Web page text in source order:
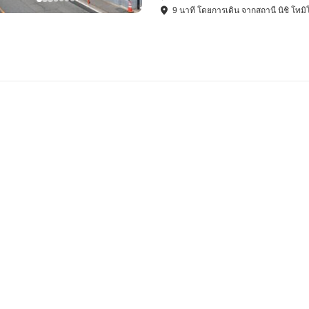
9 นาที โดยการเดิน จากสถานี นิชิ โทมิ